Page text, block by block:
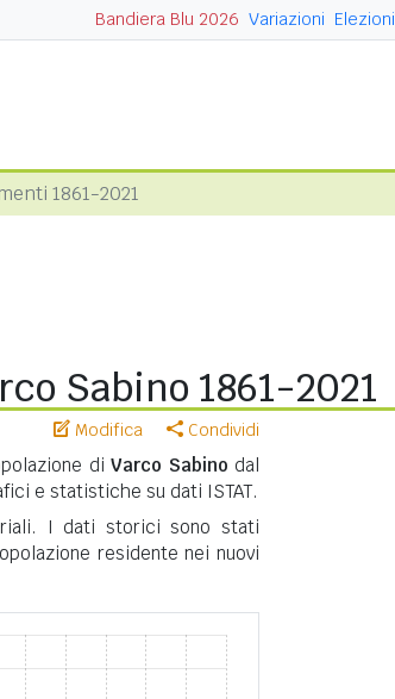
Bandiera Blu 2026 Variazioni Elezioni
1861-2021
Sabino 1861-2021
Modifica Condividi
di Varco Sabino dal
e statistiche su dati ISTAT.
I dati storici sono stati
residente nei nuovi